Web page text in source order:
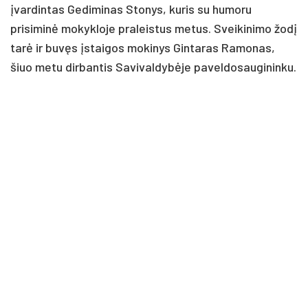
įvardintas Gediminas Stonys, kuris su humoru
prisiminė mokykloje praleistus metus. Sveikinimo žodį
tarė ir buvęs įstaigos mokinys Gintaras Ramonas,
šiuo metu dirbantis Savivaldybėje paveldosaugininku.